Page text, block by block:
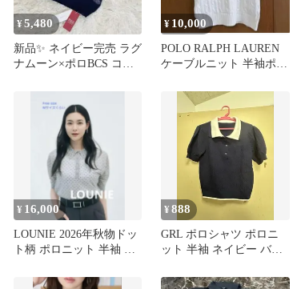
¥5,480
新品✨️ ネイビー完売 ラグ
ナムーン×ポロBCS コラ
刺繍
¥ 10,000
POLO RALPH LAUREN
ケーブルニット 半袖ポロ
¥ 16,000
LOUNIE 2026年秋物ドッ
ト柄 ポロニット 半袖 グ
¥888
GRL ポロシャツ ポロニ
ット 半袖 ネイビー バイ